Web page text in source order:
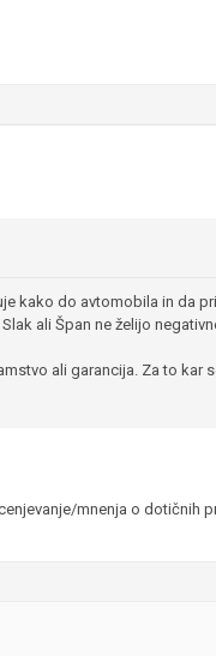
kako do avtomobila in da
ali Špan ne želijo
ali garancija. Za to kar
mnenja o dotičnih